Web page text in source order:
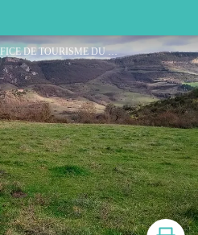
GAEC d'Ecausse - OFFICE DE TOURISME DU PAYS DE ROQUEFORT ET DU ST-AFFRICAIN
Imprimer